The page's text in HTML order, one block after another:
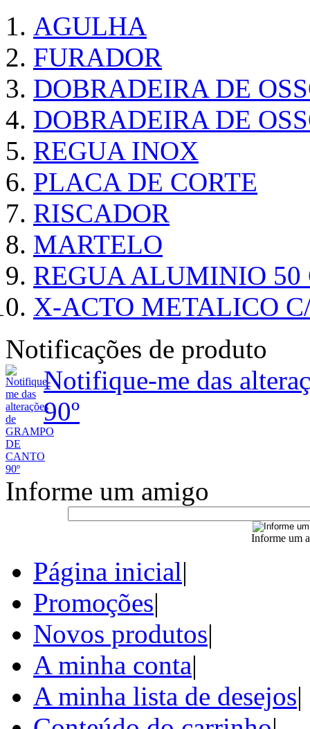
AGULHA
FURADOR
DOBRADEIRA DE
DOBRADEIRA DE
REGUA INOX
PLACA DE CORTE
RISCADOR
MARTELO
REGUA ALUMINIO 50
X-ACTO METALICO
Notificações de produto
Notifique-me das
90º
Informe um amigo
Informe um
Página inicial|
Promoções|
Novos produtos|
A minha conta|
A minha lista de desejos|